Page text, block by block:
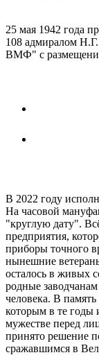
25 мая 1942 года
108 адмиралом
ВМФ" с
В 2022 году
На часовой
"круглую дату".
предприятия,
приборы точного
нынешние
осталось в живых
родные
человека. В
которым в те годы
мужестве перед
принято решение
сражавшимся в